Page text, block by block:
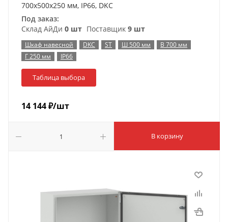
700x500x250 мм, IP66, DKC
Под заказ:
Склад АйДи 0 шт Поставщик 9 шт
Шкаф навесной DKC ST Ш 500 мм
В 700 мм
Г 250 мм
IP66
Таблица выбора
14 144₽/шт
В корзину